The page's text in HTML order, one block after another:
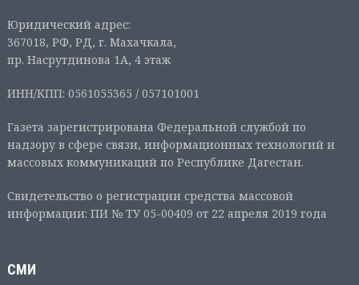
Юридический адрес:
367018, РФ, РД, г. Махачкала,
пр. Насрутдинова 1А, 4 этаж
ИНН/КПП: 0561055365 / 057101001
Газета зарегистрирована Федеральной службой по
надзору в сфере связи, информационных технологий и
массовых коммуникаций по Республике Дагестан.
Свидетельство о регистрации средства массовой
информации: ПИ № ТУ 05-00409 от 22 апреля 2019 года
СМИ